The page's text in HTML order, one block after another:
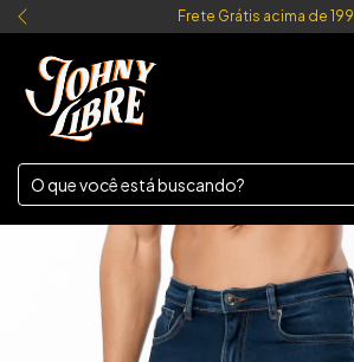
Frete Grátis acima de 199